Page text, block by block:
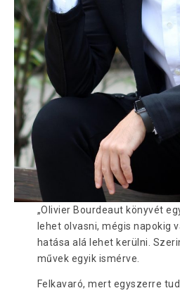
„Olivier Bourdeaut könyvét
lehet olvasni, mégis napokig
hatása alá lehet kerülni.
művek egyik ismérve.
Felkavaró, mert egyszerre